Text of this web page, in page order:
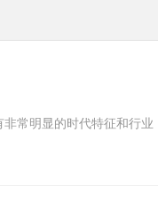
常明显的时代特征和行业